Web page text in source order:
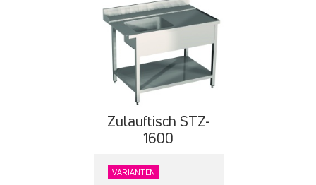
Zulauftisch STZ-
1600
VARIANTEN